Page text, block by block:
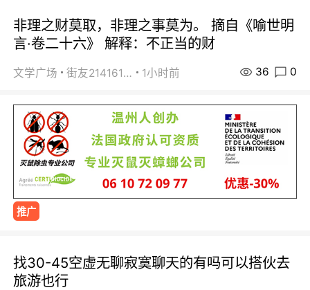
非理之财莫取，非理之事莫为。 摘自《喻世明
言·卷二十六》 解释：不正当的财
文学广场 街友21416156 1小时前 36 0
推广
找30-45空虚无聊寂寞聊天的有吗可以搭伙去
旅游也行